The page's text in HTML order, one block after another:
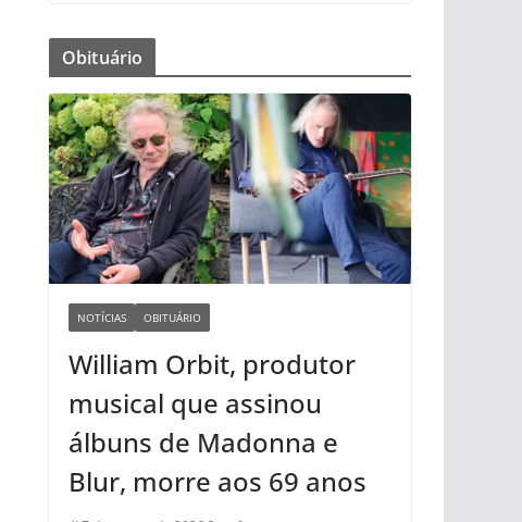
Obituário
NOTÍCIAS OBITUÁRIO
William Orbit, produtor
musical que assinou
álbuns de Madonna e
Blur, morre aos 69 anos